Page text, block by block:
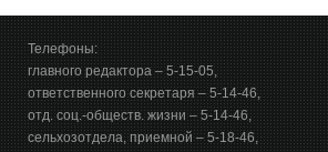
Телефоны:
главного редактора – 5-15-05,
ответственного секретаря – 5-14-46,
отд. соц.-обществ. жизни – 5-14-46,
сельхозотдела, приемной – 5-18-46,